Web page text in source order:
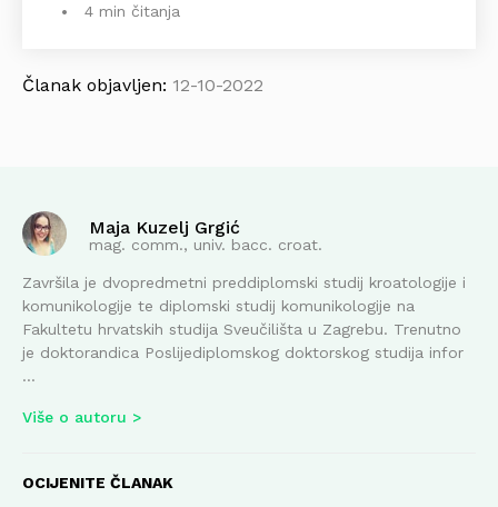
4 min čitanja
Članak objavljen: 12-10-2022
Maja Kuzelj Grgić
mag. comm., univ. bacc. croat.
Završila je dvopredmetni preddiplomski studij kroatologije i
komunikologije te diplomski studij komunikologije na
Fakultetu hrvatskih studija Sveučilišta u Zagrebu. Trenutno
je doktorandica Poslijediplomskog doktorskog studija infor
...
Više o autoru
OCIJENITE ČLANAK